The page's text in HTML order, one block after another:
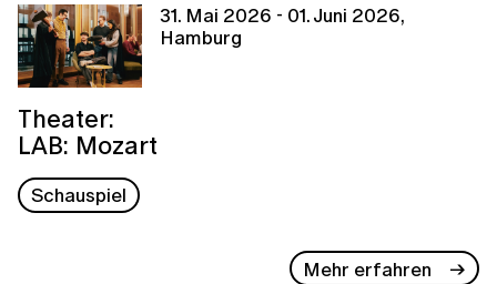
31. Mai 2026 - 01. Juni 2026,
Hamburg
Theater:
LAB: Mozart
Schauspiel
Mehr erfahren